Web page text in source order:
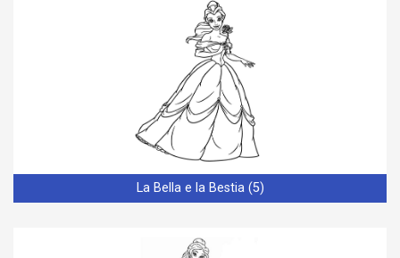
La Bella e la Bestia (5)